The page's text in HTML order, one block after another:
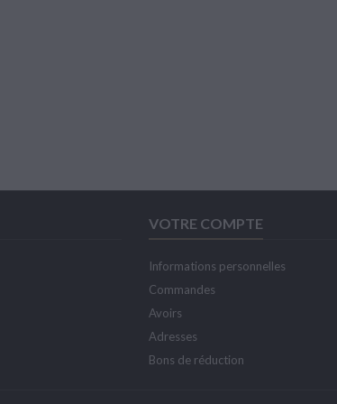
VOTRE COMPTE
Informations personnelles
Commandes
Avoirs
Adresses
Bons de réduction